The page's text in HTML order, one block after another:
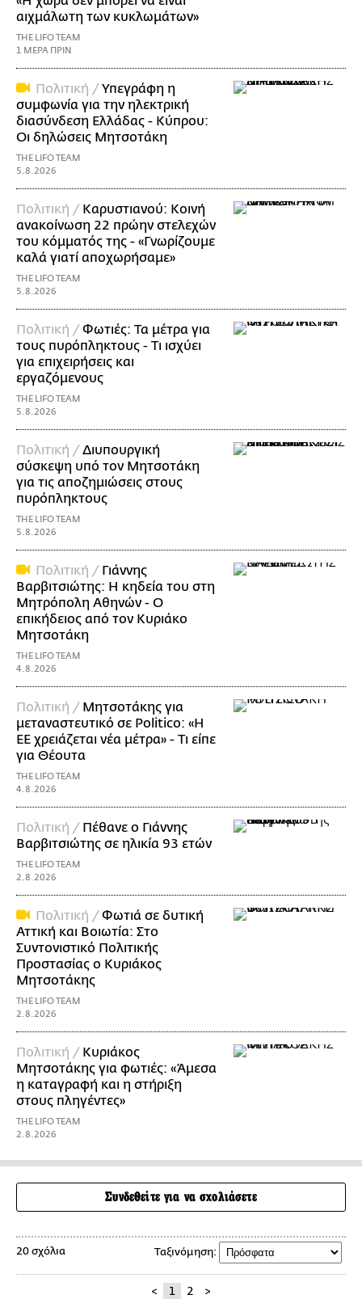
αιχμάλωτη των κυκλωμάτων»
THE LIFO TEAM
1 ΜΕΡΑ ΠΡΙΝ
Πολιτική /Υπεγράφη η
συμφωνία για την ηλεκτρική
διασύνδεση Ελλάδας - Κύπρου:
Οι δηλώσεις Μητσοτάκη
THE LIFO TEAM
5.8.2026
Πολιτική / Καρυστιανού: Κοινή
ανακοίνωση 22 πρώην στελεχών
του κόμματός της - «Γνωρίζουμε
καλά γιατί αποχωρήσαμε»
THE LIFO TEAM
5.8.2026
Πολιτική /Φωτιές: Τα μέτρα για
τους πυρόπληκτους - Τι ισχύει
για επιχειρήσεις και
εργαζόμενους
THE LIFO TEAM
5.8.2026
Πολιτική /Διυπουργική
σύσκεψη υπό τον Μητσοτάκη
για τις αποζημιώσεις στους
πυρόπληκτους
THE LIFO TEAM
5.8.2026
Πολιτική / Γιάννης
Βαρβιτσιώτης: Η κηδεία του στη
Μητρόπολη Αθηνών - Ο
επικήδειος από τον Κυριάκο
Μητσοτάκη
THE LIFO TEAM
4.8.2026
Πολιτική / Μητσοτάκης για
μεταναστευτικό σε Politico: «Η
ΕΕ χρειάζεται νέα μέτρα» - Τι είπε
για Θέουτα
THE LIFO TEAM
4.8.2026
Πολιτική / Πέθανε ο Γιάννης
Βαρβιτσιώτης σε ηλικία 93 ετών
THE LIFO TEAM
2.8.2026
Πολιτική /Φωτιά σε δυτική
Αττική και Βοιωτία: Στο
Συντονιστικό Πολιτικής
Προστασίας ο Κυριάκος
Μητσοτάκης
THE LIFO TEAM
2.8.2026
Πολιτική / Κυριάκος
Μητσοτάκης για φωτιές: «Άμεσα
η καταγραφή και η στήριξη
στους πληγέντες»
THE LIFO TEAM
2.8.2026
Συνδεθείτε για να σχολιάσετε
20 σχόλια Ταξινόμηση:
< 1 2 >